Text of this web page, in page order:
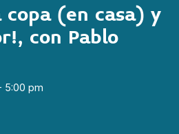
copa (en casa) y
con Pablo
5:00 pm